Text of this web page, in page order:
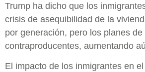
Trump ha dicho que los
crisis de asequibilidad de la
por generación, pero los planes
contraproducentes, aumentando
El impacto de los inmigrantes en